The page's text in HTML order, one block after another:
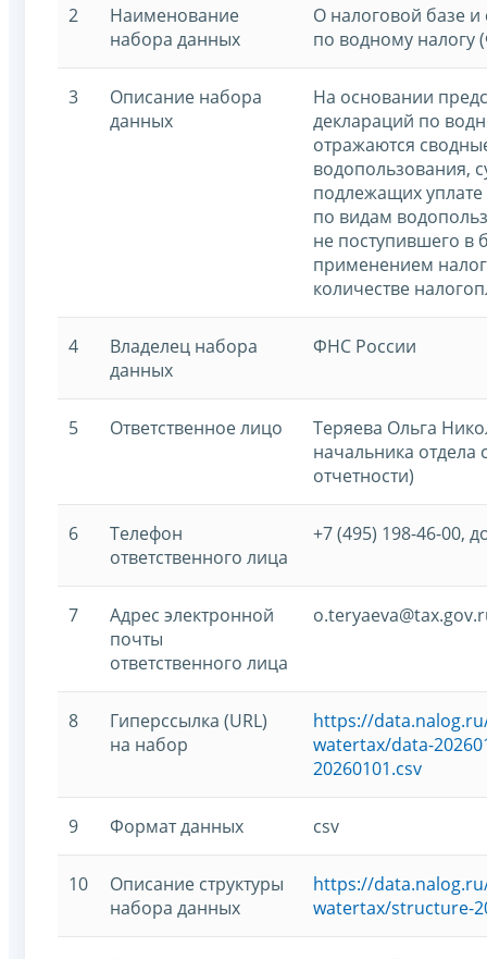
2
Наименование
набора данных
О налоговой базе и
по водному
3
Описание набора
данных
На основании
деклараций по
отражаются
водопользования,
подлежащих
по видам
не поступившего в
применением
количестве
4
Владелец набора
данных
ФНС России
5 Ответственное лицо
Теряева Ольга
начальника отдела
отчетности)
6
Телефон
ответственного лица
+7 (495) 198-46-00,
7
Адрес электронной
почты
ответственного лица
8
Гиперссылка (URL)
на набор
https://
watertax/data-
20260101.csv
9 Формат данных csv
10
Описание структуры
набора данных
https://
watertax/structure-